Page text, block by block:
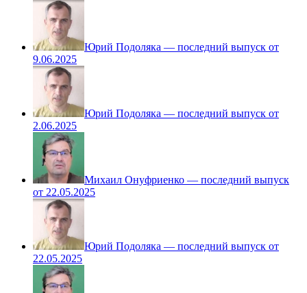
Юрий Подоляка — последний выпуск от
9.06.2025
Юрий Подоляка — последний выпуск от
2.06.2025
Михаил Онуфриенко — последний выпуск
от 22.05.2025
Юрий Подоляка — последний выпуск от
22.05.2025